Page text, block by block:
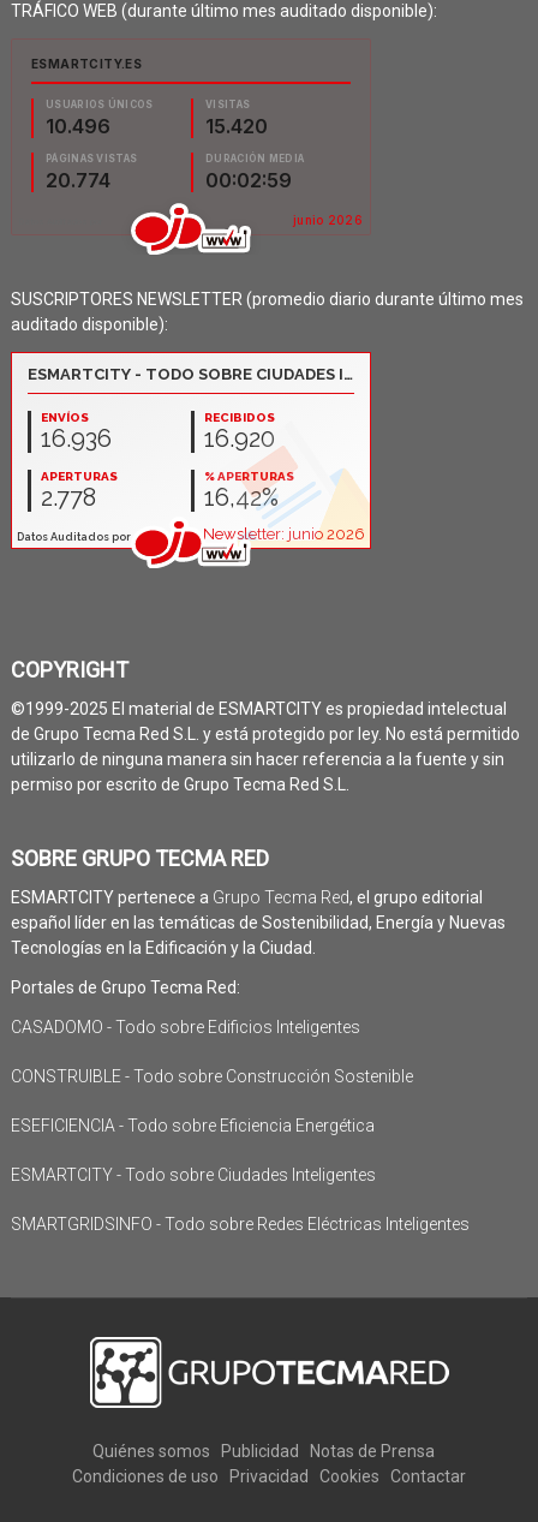
TRÁFICO WEB (durante último mes auditado disponible):
SUSCRIPTORES NEWSLETTER (promedio diario durante último mes
auditado disponible):
COPYRIGHT
©1999-2025 El material de ESMARTCITY es propiedad intelectual
de Grupo Tecma Red S.L. y está protegido por ley. No está permitido
utilizarlo de ninguna manera sin hacer referencia a la fuente y sin
permiso por escrito de Grupo Tecma Red S.L.
SOBRE GRUPO TECMA RED
ESMARTCITY pertenece a Grupo Tecma Red, el grupo editorial
español líder en las temáticas de Sostenibilidad, Energía y Nuevas
Tecnologías en la Edificación y la Ciudad.
Portales de Grupo Tecma Red:
CASADOMO - Todo sobre Edificios Inteligentes
CONSTRUIBLE - Todo sobre Construcción Sostenible
ESEFICIENCIA - Todo sobre Eficiencia Energética
ESMARTCITY - Todo sobre Ciudades Inteligentes
SMARTGRIDSINFO - Todo sobre Redes Eléctricas Inteligentes
Quiénes somos Publicidad
Notas de Prensa
Condiciones de uso
Privacidad Cookies Contactar